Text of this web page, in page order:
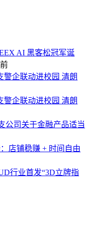
AI 黑客松冠军诞
警企联动进校园 清朗
警企联动进校园 清朗
公司关于金融产品适当
店铺稳赚 + 时间自由
行业首发“3D立牌指